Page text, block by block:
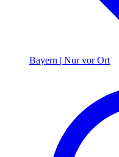
Bayern | Nur vor Ort